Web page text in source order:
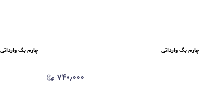
چارم بگ ‌وارداتی
۷۴۰٫۰۰۰
چارم بگ